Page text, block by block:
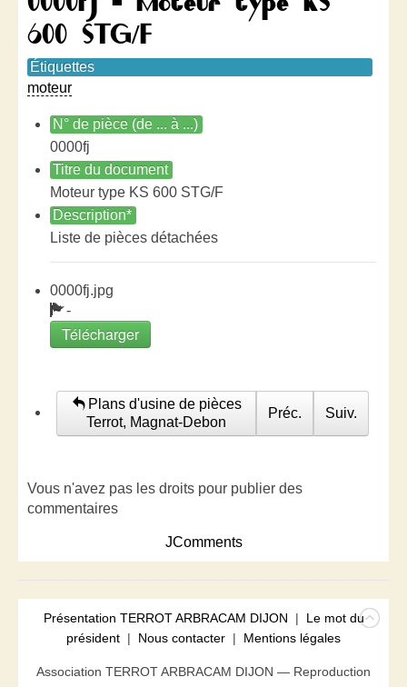
600 STG/F
Étiquettes
moteur
N° de pièce (de ... à ...)
0000fj
Titre du document
Moteur type KS 600 STG/F
Description*
Liste de pièces détachées
0000fj.jpg
-
Télécharger
Plans d'usine de pièces
Terrot, Magnat-Debon
Préc. Suiv.
Vous n'avez pas les droits pour publier des
commentaires
JComments
Présentation TERROT ARBRACAM DIJON | Le mot du
président | Nous contacter | Mentions légales
Association TERROT ARBRACAM DIJON — Reproduction